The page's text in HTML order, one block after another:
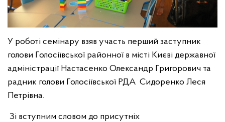
У роботі семінару взяв участь перший заступник
голови Голосіївської районної в місті Києві державної
адміністрації Настасенко Олександр Григорович та
радник голови Голосіївської РДА Сидоренко Леся
Петрівна.
Зі вступним словом до присутніх